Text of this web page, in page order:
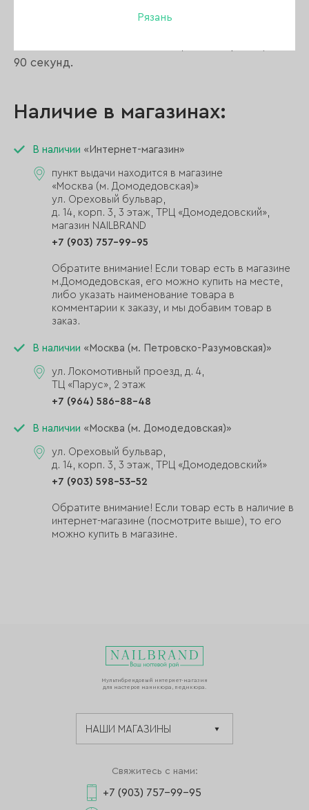
Рязань
работе, они доставят Вам максимальное
90 секунд.
Наличие в магазинах:
В наличии «Интернет-магазин»
пункт выдачи находится в магазине
«Москва (м. Домодедовская)»
ул. Ореховый бульвар,
д. 14, корп. 3, 3 этаж, ТРЦ «Домодедовский»,
магазин NAILBRAND
+7 (903) 757-99-95
Обратите внимание! Если товар есть в магазине
м.Домодедовская, его можно купить на месте,
либо указать наименование товара в
комментарии к заказу, и мы добавим товар в
заказ.
В наличии «Москва (м. Петровско-Разумовская)»
ул. Локомотивный проезд, д. 4,
ТЦ «Парус», 2 этаж
+7 (964) 586-88-48
В наличии «Москва (м. Домодедовская)»
ул. Ореховый бульвар,
д. 14, корп. 3, 3 этаж, ТРЦ «Домодедовский»
+7 (903) 598-53-52
Обратите внимание! Если товар есть в наличие в
интернет-магазине (посмотрите выше), то его
можно купить в магазине.
Мультибрендовый интернет-магазин
для мастеров маникюра, педикюра.
Свяжитесь с нами:
+7 (903) 757-99-95